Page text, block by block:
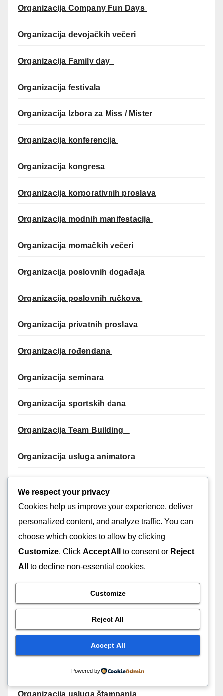
Organizacija Company Fun Days
Organizacija devojačkih večeri
Organizacija Family day
Organizacija festivala
Organizacija Izbora za Miss / Mister
Organizacija konferencija
Organizacija kongresa
Organizacija korporativnih proslava
Organizacija modnih manifestacija
Organizacija momačkih večeri
Organizacija poslovnih događaja
Organizacija poslovnih ručkova
Organizacija privatnih proslava
Organizacija rođendana
Organizacija seminara
Organizacija sportskih dana
Organizacija Team Building
Organizacija usluga animatora
Organizacija usluga hostesa
Organizacija usluga keteringa
Organizacija usluga konobarica
Organizacija usluga prevodilaca
Organizacija usluga promoterki
Organizacija usluga štampanja
We respect your privacy
Cookies help us improve your experience, deliver
personalized content, and analyze traffic. You can
choose which cookies to allow by clicking
Customize. Click Accept All to consent or Reject
All
to decline non-essential cookies.
Customize
Reject All
Accept All
Powered by